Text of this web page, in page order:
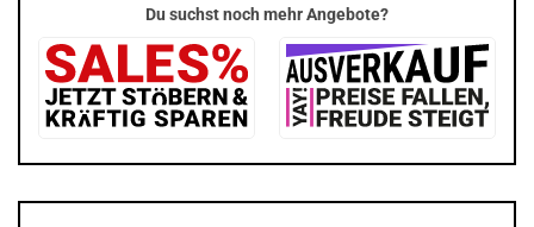
Du suchst noch mehr Angebote?